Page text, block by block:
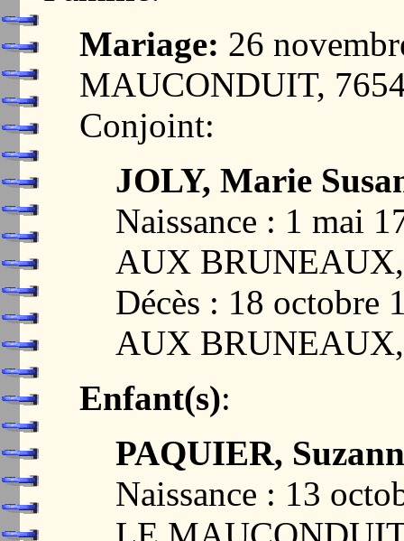
Mariage: 26
MAUCONDUIT,
Conjoint:
JOLY, Marie
Naissance : 1 mai
AUX
Décès : 18
AUX
Enfant(s):
PAQUIER,
Naissance : 13